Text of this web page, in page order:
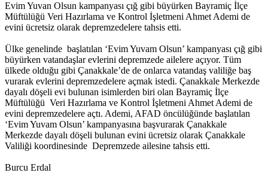
Evim Yuvan Olsun kampanyası çığ gibi büyürken Bayramiç İlçe
Müftülüğü Veri Hazırlama ve Kontrol İşletmeni Ahmet Ademi de
evini ücretsiz olarak depremzedelere tahsis etti.
Ülke genelinde başlatılan ‘Evim Yuvam Olsun’ kampanyası çığ gibi
büyürken vatandaşlar evlerini depremzede ailelere açıyor. Tüm
ülkede olduğu gibi Çanakkale’de de onlarca vatandaş valiliğe baş
vurarak evlerini depremzedelere açmak istedi. Çanakkale Merkezde
dayalı döşeli evi bulunan isimlerden biri olan Bayramiç İlçe
Müftülüğü Veri Hazırlama ve Kontrol İşletmeni Ahmet Ademi de
evini depremzedelere açtı. Ademi, AFAD öncülüğünde başlatılan
‘Evim Yuvam Olsun’ kampanyasına başvurarak Çanakkale
Merkezde dayalı döşeli bulunan evini ücretsiz olarak Çanakkale
Valiliği koordinesinde Depremzede ailesine tahsis etti.
Burcu Erdal